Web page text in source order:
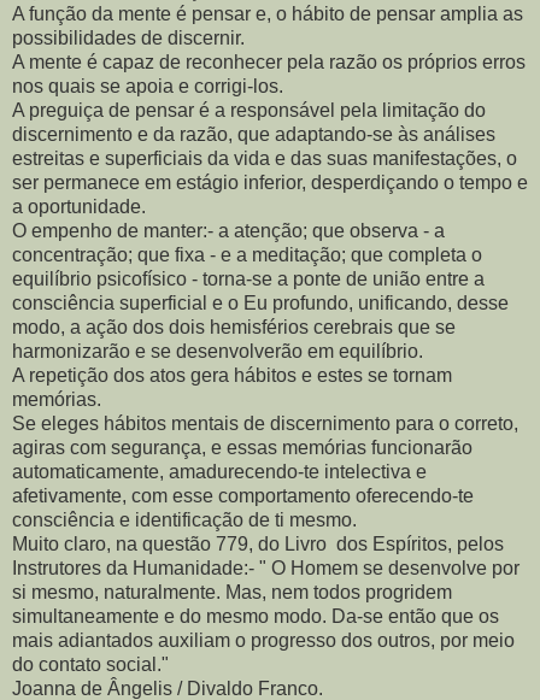
A função da mente é pensar e, o hábito de pensar amplia as
possibilidades de discernir.
A mente é capaz de reconhecer pela razão os próprios erros
nos quais se apoia e corrigi-los.
A preguiça de pensar é a responsável pela limitação do
discernimento e da razão, que adaptando-se às análises
estreitas e superficiais da vida e das suas manifestações, o
ser permanece em estágio inferior, desperdiçando o tempo e
a oportunidade.
O empenho de manter:- a atenção; que observa - a
concentração; que fixa - e a meditação; que completa o
equilíbrio psicofísico - torna-se a ponte de união entre a
consciência superficial e o Eu profundo, unificando, desse
modo, a ação dos dois hemisférios cerebrais que se
harmonizarão e se desenvolverão em equilíbrio.
A repetição dos atos gera hábitos e estes se tornam
memórias.
Se eleges hábitos mentais de discernimento para o correto,
agiras com segurança, e essas memórias funcionarão
automaticamente, amadurecendo-te intelectiva e
afetivamente, com esse comportamento oferecendo-te
consciência e identificação de ti mesmo.
Muito claro, na questão 779, do Livro dos Espíritos, pelos
Instrutores da Humanidade:- " O Homem se desenvolve por
si mesmo, naturalmente. Mas, nem todos progridem
simultaneamente e do mesmo modo. Da-se então que os
mais adiantados auxiliam o progresso dos outros, por meio
do contato social."
Joanna de Ângelis / Divaldo Franco.